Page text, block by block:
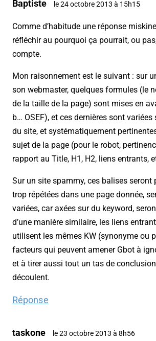
Baptiste le 24 octobre 2013 à 15h15
Comme d’habitude une réponse
réfléchir au pourquoi ça pourrait, ou
compte.
Mon raisonnement est le suivant : sur
son webmaster, quelques formules (le
de la taille de la page) sont mises en
b… OSEF), et ces dernières sont variées
du site, et systématiquement
sujet de la page (pour le robot,
rapport au Title, H1, H2, liens entrants,
Sur un site spammy, ces balises seront
trop répétées dans une page donnée,
variées, car axées sur du keyword,
d’une manière similaire, les liens
utilisent les mêmes KW (synonyme ou
facteurs qui peuvent amener Gbot à
et à tirer aussi tout un tas de
découlent.
Réponse
taskone le 23 octobre 2013 à 8h56